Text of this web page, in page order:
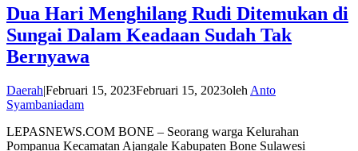
Dua Hari Menghilang Rudi Ditemukan di
Sungai Dalam Keadaan Sudah Tak
Bernyawa
Daerah|Februari 15, 2023Februari 15, 2023oleh Anto
Syambaniadam
LEPASNEWS.COM BONE – Seorang warga Kelurahan
Pompanua Kecamatan Ajangale Kabupaten Bone Sulawesi